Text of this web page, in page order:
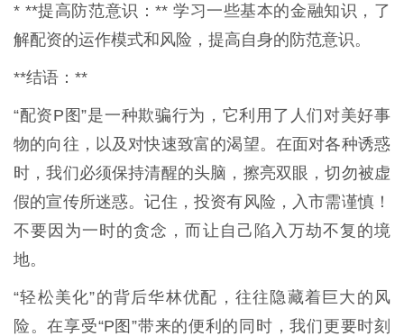
* **提高防范意识：** 学习一些基本的金融知识，了
解配资的运作模式和风险，提高自身的防范意识。
**结语：**
“配资P图”是一种欺骗行为，它利用了人们对美好事
物的向往，以及对快速致富的渴望。在面对各种诱惑
时，我们必须保持清醒的头脑，擦亮双眼，切勿被虚
假的宣传所迷惑。记住，投资有风险，入市需谨慎！
不要因为一时的贪念，而让自己陷入万劫不复的境
地。
“轻松美化”的背后华林优配，往往隐藏着巨大的风
险。在享受“P图”带来的便利的同时，我们更要时刻